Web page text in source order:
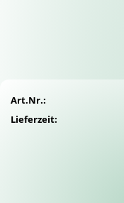
Art.Nr.:
Lieferzeit: